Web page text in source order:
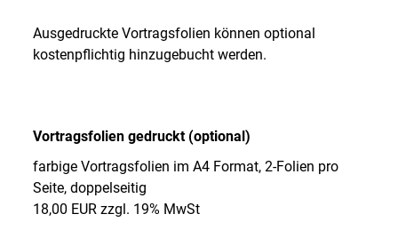
Ausgedruckte Vortragsfolien können optional
kostenpflichtig hinzugebucht werden.
Vortragsfolien gedruckt (optional)
farbige Vortragsfolien im A4 Format, 2-Folien pro
Seite, doppelseitig
18,00 EUR zzgl. 19% MwSt